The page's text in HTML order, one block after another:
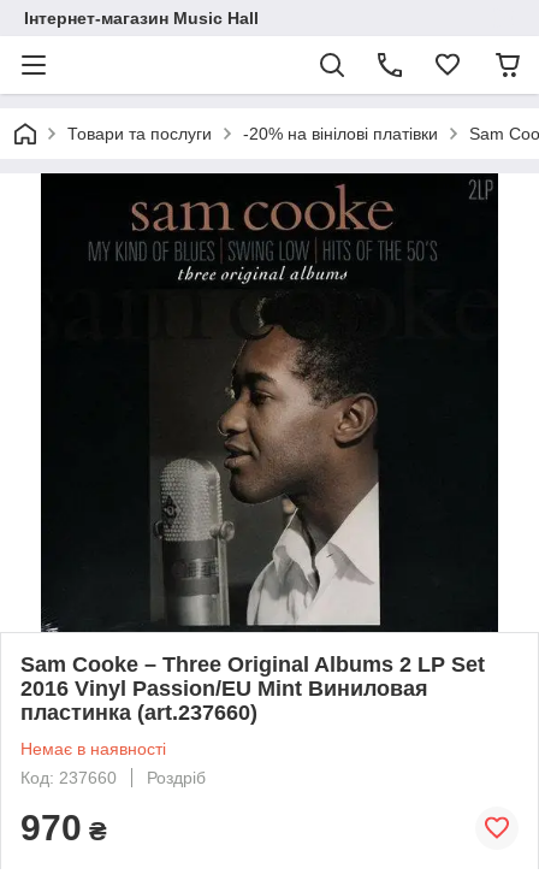
Інтернет-магазин Music Hall
Товари та послуги -20% на вінілові платівки Sam
Sam Cooke – Three Original Albums 2 LP Set
2016 Vinyl Passion/EU Mint Виниловая
пластинка (art.237660)
Немає в наявності
Код: 237660
Роздріб
970 ₴